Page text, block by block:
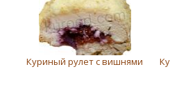
Куриный рулет с вишнями